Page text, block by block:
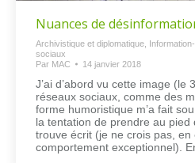
Nuances de
Archivistique et diplomatique
sociaux
Par MAC 14 janvier 2018
J’ai d’abord vu cette image (le
réseaux sociaux, comme des
forme humoristique m’a fait
la tentation de prendre au pied
trouve écrit (je ne crois pas, en
comportement exceptionnel).